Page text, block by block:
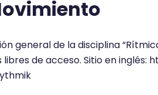
general de la disciplina
de acceso. Sitio en